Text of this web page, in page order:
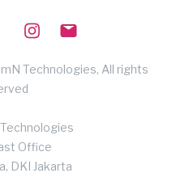
Technologies, All rights
Office
DKI Jakarta